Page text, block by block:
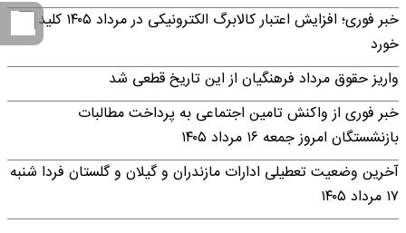
خبر فوری؛ افزایش اعتبار کالابرگ الکترونیکی در مرداد ۱۴۰۵ کلید
خورد
واریز حقوق مرداد فرهنگیان از این تاریخ قطعی شد
خبر فوری از واکنش تامین اجتماعی به پرداخت مطالبات
بازنشستگان امروز جمعه ۱۶ مرداد ۱۴۰۵
آخرین وضعیت تعطیلی ادارات مازندران و گیلان و گلستان فردا شنبه
۱۷ مرداد ۱۴۰۵